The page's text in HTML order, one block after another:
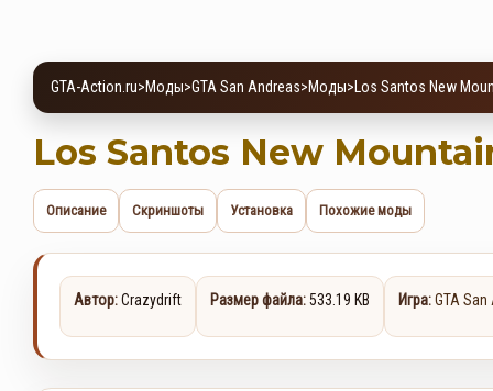
GTA-Action.ru>Моды>GTA San Andreas>Моды> Los Santos New
Los Santos New
Описание Скриншоты Установка Похожие моды
Автор:Crazydrift Размер файла:533.19 KB Игра:GTA